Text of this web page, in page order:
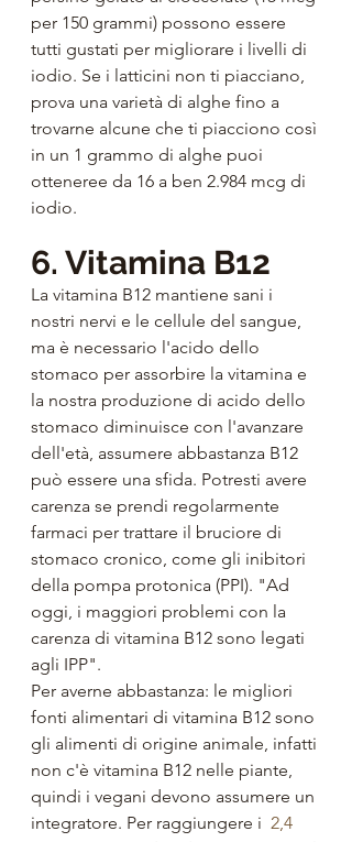
per 150 grammi) possono essere
tutti gustati per migliorare i livelli di
iodio. Se i latticini non ti piacciano,
prova una varietà di alghe fino a
trovarne alcune che ti piacciono così
in un 1 grammo di alghe puoi
otteneree da 16 a ben 2.984 mcg di
iodio.
6. Vitamina B12
La vitamina B12 mantiene sani i
nostri nervi e le cellule del sangue,
ma è necessario l'acido dello
stomaco per assorbire la vitamina e
la nostra produzione di acido dello
stomaco diminuisce con l'avanzare
dell'età, assumere abbastanza B12
può essere una sfida. Potresti avere
carenza se prendi regolarmente
farmaci per trattare il bruciore di
stomaco cronico, come gli inibitori
della pompa protonica (PPI). "Ad
oggi, i maggiori problemi con la
carenza di vitamina B12 sono legati
agli IPP".
Per averne abbastanza: le migliori
fonti alimentari di vitamina B12 sono
gli alimenti di origine animale, infatti
non c'è vitamina B12 nelle piante,
quindi i vegani devono assumere un
integratore. Per raggiungere i 2,4